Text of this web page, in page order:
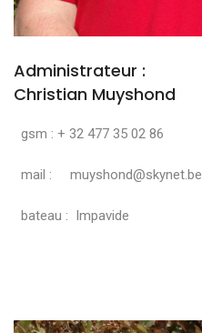
Administrateur :
Christian Muyshond
gsm : + 32 477 35 02 86
mail : muyshond@skynet.be
bateau : Impavide